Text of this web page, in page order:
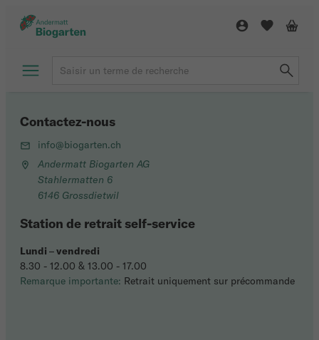
Contactez-nous
info@biogarten.ch
Andermatt Biogarten AG
Stahlermatten 6
6146 Grossdietwil
Station de retrait self-service
Lundi –vendredi
8.30 - 12.00 & 13.00 - 17.00
Remarque importante: Retrait uniquement sur précommande